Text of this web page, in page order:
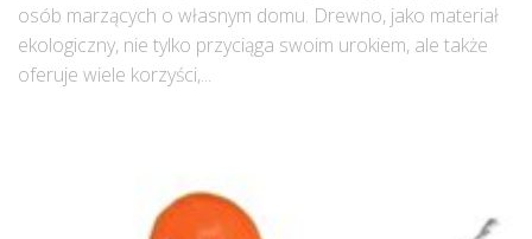
osób marzących o własnym domu. Drewno, jako materiał
ekologiczny, nie tylko przyciąga swoim urokiem, ale także
oferuje wiele korzyści,...